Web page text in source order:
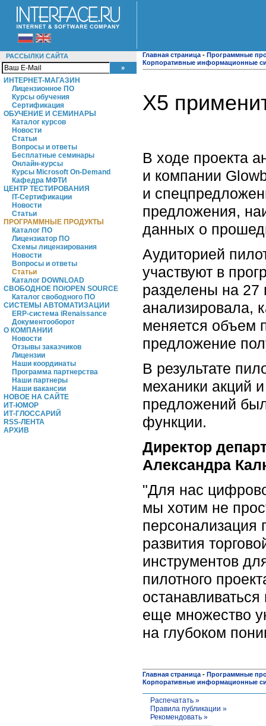
РАССЫЛКИ САЙТА
ИНТЕРНЕТ-МАГАЗИН
Лицензионное ПО
Курсы обучения
Сертификация
ОБУЧЕНИЕ И СЕМИНАРЫ
Каталог курсов
Новости
Статьи
Вопросы и ответы
Бесплатные семинары
Онлайн-курсы
Курсы Microsoft On-Demand
Кафедра МФТИ
ЦЕНТР ТЕСТИРОВАНИЯ
IT-Сертификации
Новости
Статьи
ПРОГРАММНЫЕ ПРОДУКТЫ
Каталог ПО
Лицензиатор ПО
Схемы лицензирования
Новости
Вопросы и ответы
Статьи
Каталог DOWNLOAD
СВОБОДНОЕ ПО/OPEN SOURCE
Каталог свободного ПО
СИСТЕМЫ АВТОМАТИЗАЦИИ
ERP-система iRenaissance
Документооборот
О КОМПАНИИ
Новости
Отзывы заказчиков
Лицензии
Наши координаты
Программа партнерства
Наши партнеры
Наши вакансии
НОВОЕ НА САЙТЕ
ИТ-ЮМОР
ИТ-ГЛОССАРИЙ
RSS-ЛЕНТА
АРХИВ
Главная страница - Программные
Корпоративные информационные
X5
В ходе проекта
и компании
и
предложения,
данных о
Аудиторией
участвуют в
разделены на 27
анализировала,
меняется объем
предложение
В результате
механики акций
предложений
функции.
Директор
Александра
"Для нас
мы хотим не
персонализация
развития
инструментов
пилотного
еще множество
на глубоком
Главная страница - Программные
Корпоративные информационные
Распечатать »
Правила публикации »
Рекомендовать »